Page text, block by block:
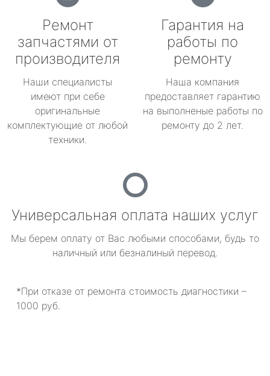
Ремонт
запчастями от
производителя
Наши специалисты
имеют при себе
оригинальные
комплектующие от любой
техники.
Гарантия на
работы по
ремонту
Наша компания
предоставляет гарантию
на выполненые работы по
ремонту до 2 лет.
Универсальная оплата наших услуг
Мы берем оплату от Вас любыми способами, будь то
наличный или безналиный перевод.
*При отказе от ремонта стоимость диагностики –
1000 руб.